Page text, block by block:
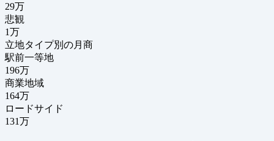
29万
悲観
1万
立地タイプ別の月商
駅前一等地
196万
商業地域
164万
ロードサイド
131万